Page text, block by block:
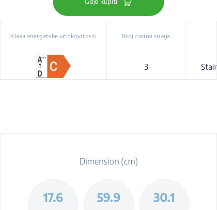
Klasa energetske učinkovitosti Broj razina snage
3
Dimension (cm)
17.6 59.9 30.1